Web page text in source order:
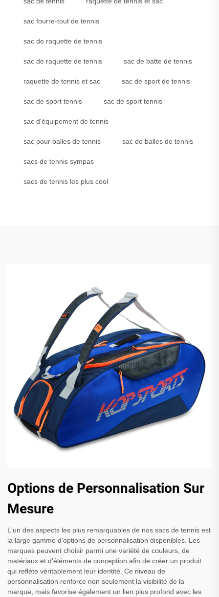
sac fourre-tout de tennis
sac de raquette de tennis
sac de raquette de tennis sac de batte de tennis
raquette de tennis et sac sac de sport de tennis
sac de sport tennis sac de sport tennis
sac d'équipement de tennis
sac pour balles de tennis sac de balles de tennis
sacs de tennis sympas
sacs de tennis les plus cool
Options de Personnalisation Sur
Mesure
L'un des aspects les plus remarquables de nos sacs de tennis est
la large gamme d'options de personnalisation disponibles. Les
marques peuvent choisir parmi une variété de couleurs, de
matériaux et d'éléments de conception afin de créer un produit
qui reflète véritablement leur identité. Ce niveau de
personnalisation renforce non seulement la visibilité de la
marque, mais favorise également un lien plus profond avec les